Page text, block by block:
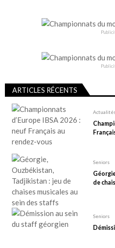
ARTICLES RÉCENTS
Seniors
de
Seniors